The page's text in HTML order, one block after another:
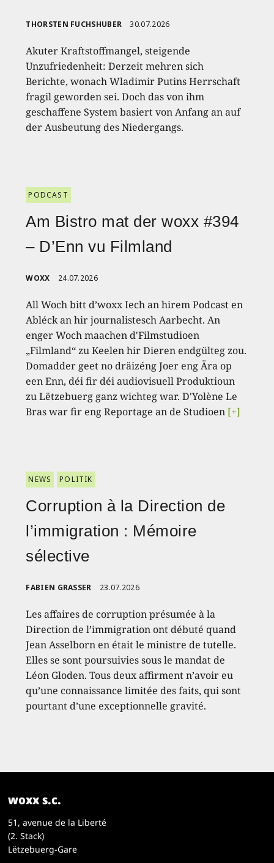
THORSTEN FUCHSHUBER 30.07.2026
Akuter Kraftstoffmangel, steigende
Unzufriedenheit: Derzeit mehren sich
Berichte, wonach Wladimir Putins Herrschaft
fragil geworden sei. Doch das von ihm
geschaffene System basiert von Anfang an auf
der Ausbeutung des Niedergangs.
PODCAST
Am Bistro mat der woxx #394
– D’Enn vu Filmland
WOXX 24.07.2026
All Woch bitt d’woxx Iech an hirem Podcast en
Abléck an hir journalistesch Aarbecht. An
enger Woch maachen d'Filmstudioen
„Filmland“ zu Keelen hir Dieren endgülteg zou.
Domadder geet no dräizéng Joer eng Ära op
een Enn, déi fir déi audiovisuell Produktioun
zu Lëtzebuerg ganz wichteg war. D'Yolène Le
Bras war fir eng Reportage an de Studioen [+]
NEWS POLITIK
Corruption à la Direction de
l’immigration : Mémoire
sélective
FABIEN GRASSER 23.07.2026
Les affaires de corruption présumée à la
Direction de l’immigration ont débuté quand
Jean Asselborn en était le ministre de tutelle.
Elles se sont poursuivies sous le mandat de
Léon Gloden. Tous deux affirment n’avoir eu
qu’une connaissance limitée des faits, qui sont
pourtant d’une exceptionnelle gravité.
woxx s.c.
51, avenue de la Liberté
(2. Stack)
Lëtzebuerg-Gare